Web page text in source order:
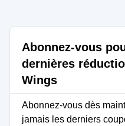
Abonnez-vous
dernières
Wings
Abonnez-vous dès
jamais les derniers